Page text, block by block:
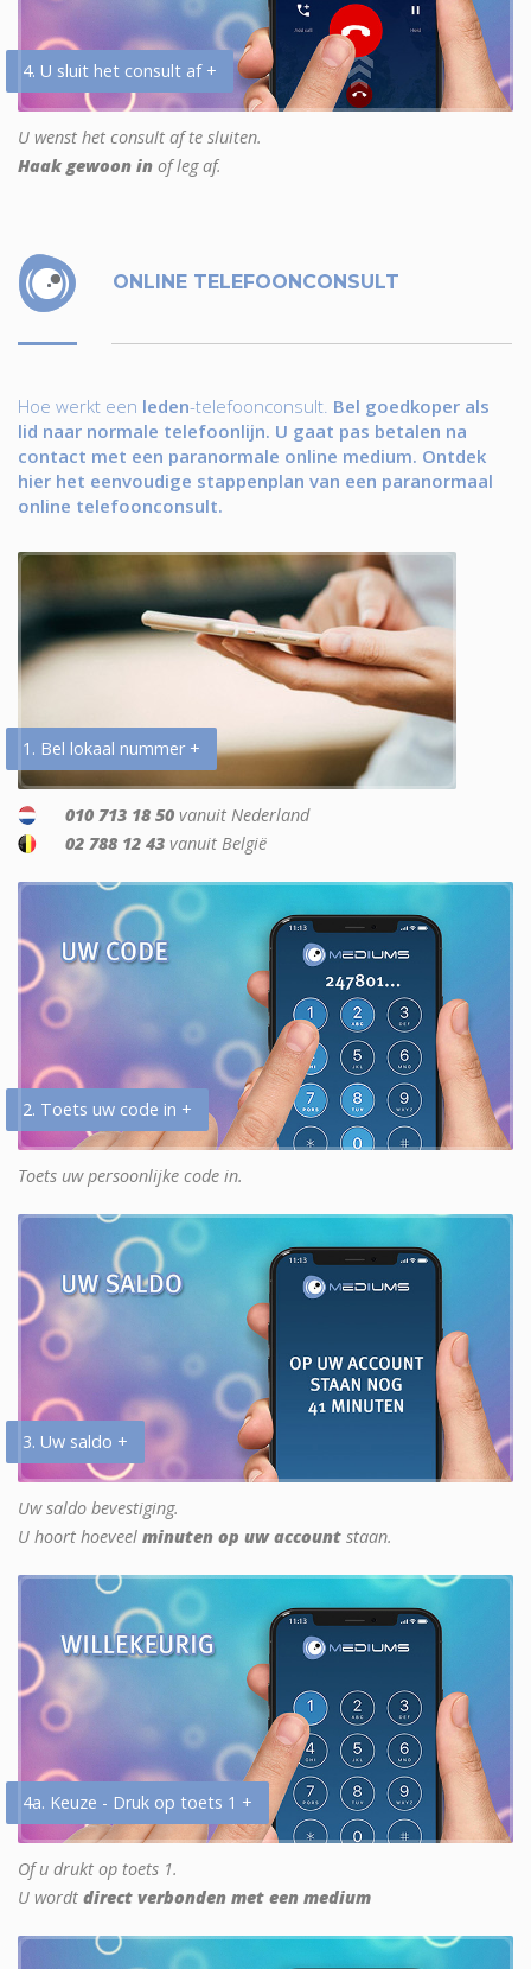
4. U sluit het consult af +
U wenst het consult af te sluiten.
Haak gewoon in of leg af.
ONLINE TELEFOONCONSULT
Hoe werkt een leden-telefoonconsult. Bel goedkoper als
lid naar normale telefoonlijn. U gaat pas betalen na
contact met een paranormale online medium. Ontdek
hier het eenvoudige stappenplan van een paranormaal
online telefoonconsult.
1. Bel lokaal nummer +
010 713 18 50 vanuit Nederland
02 788 12 43 vanuit België
2. Toets uw code in +
Toets uw persoonlijke code in.
3. Uw saldo +
Uw saldo bevestiging.
U hoort hoeveel minuten op uw account staan.
4a. Keuze - Druk op toets 1 +
Of u drukt op toets 1.
U wordt direct verbonden met een medium